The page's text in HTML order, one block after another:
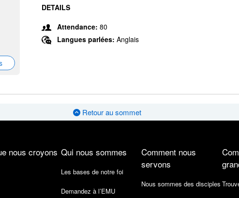
DETAILS
Attendance: 80
Langues parlées: Anglais
Retour au sommet
nous croyons Qui nous sommes
Les bases de notre foi
Demandez à l’EMU
Comment nous
servons
Nous sommes des disciples